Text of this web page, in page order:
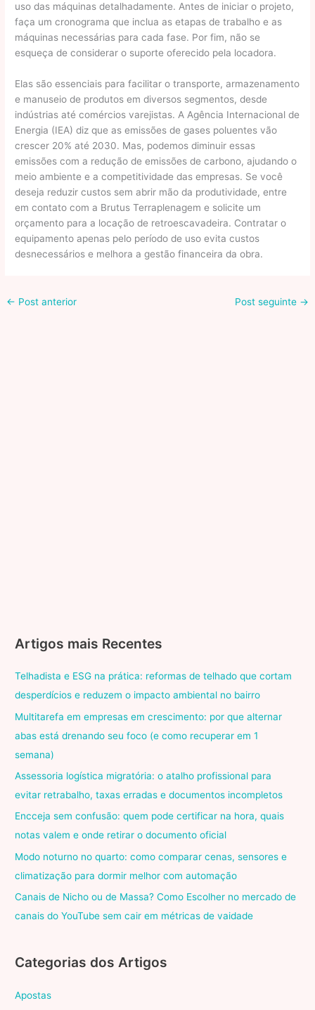
uso das máquinas detalhadamente. Antes de iniciar o projeto,
faça um cronograma que inclua as etapas de trabalho e as
máquinas necessárias para cada fase. Por fim, não se
esqueça de considerar o suporte oferecido pela locadora.
Elas são essenciais para facilitar o transporte, armazenamento
e manuseio de produtos em diversos segmentos, desde
indústrias até comércios varejistas. A Agência Internacional de
Energia (IEA) diz que as emissões de gases poluentes vão
crescer 20% até 2030. Mas, podemos diminuir essas
emissões com a redução de emissões de carbono, ajudando o
meio ambiente e a competitividade das empresas. Se você
deseja reduzir custos sem abrir mão da produtividade, entre
em contato com a Brutus Terraplenagem e solicite um
orçamento para a locação de retroescavadeira. Contratar o
equipamento apenas pelo período de uso evita custos
desnecessários e melhora a gestão financeira da obra.
← Post anterior Post seguinte →
Artigos mais Recentes
Telhadista e ESG na prática: reformas de telhado que cortam
desperdícios e reduzem o impacto ambiental no bairro
Multitarefa em empresas em crescimento: por que alternar
abas está drenando seu foco (e como recuperar em 1
semana)
Assessoria logística migratória: o atalho profissional para
evitar retrabalho, taxas erradas e documentos incompletos
Encceja sem confusão: quem pode certificar na hora, quais
notas valem e onde retirar o documento oficial
Modo noturno no quarto: como comparar cenas, sensores e
climatização para dormir melhor com automação
Canais de Nicho ou de Massa? Como Escolher no mercado de
canais do YouTube sem cair em métricas de vaidade
Categorias dos Artigos
Apostas